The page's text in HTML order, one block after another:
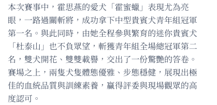
本次賽事中，霍思燕的愛犬「霍蜜蠟」表現尤為亮
眼，一路過關斬將，成功拿下中型貴賓犬青年組冠軍
第一名。與此同時，由她全程參與繁育的迷你貴賓犬
「杜泰山」也不負眾望，斬獲青年組全場總冠軍第二
名，雙犬開花、雙雙載譽，交出了一份驚艷的答卷。
賽場之上，兩隻犬隻體態優雅、步態穩健，展現出極
佳的血統品質與訓練素養，贏得評委與現場觀眾的高
度認可。